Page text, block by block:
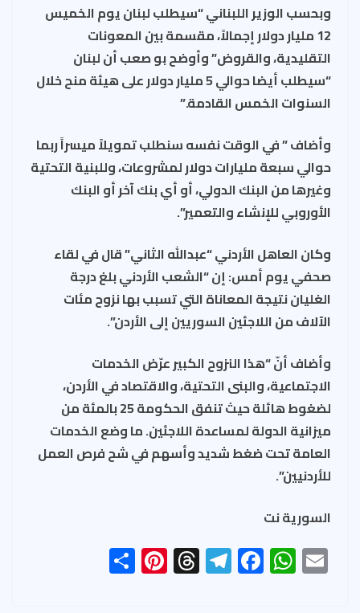
وبحسب الوزير اللبناني “سيطلب لبنان يوم الخميس
12 مليار دولار إجمالاً، مقسمة بين المعونات
التقليدية، والقروض” وأوضح بو صعب أن لبنان
“سيطلب أيضا حوالي 5 مليار دولار على هيئة منح خلال
السنوات الخمس القادمة.”
وأضاف ” في الوقت نفسه سنطلب تمويلاً ميسراً ربما
حوالي سبعة مليارات دولار لمشروعات، وللبنية التحتية
وغيرها من البنك الدولي، أو أي بنك آخر أو البنك
الأوروبي للإنشاء والتعمير”.
وكان العاهل الأردني “عبدالله الثاني” قال في لقاء
صحفي يوم أمس: إن “الشعب الأردني بلغ درجة
الغليان نتيجة المعاناة التي تسبب بها نزوح مئات
الآلاف من اللاجئين السوريين إلى الأردن”.
وأضاف أنّ “هذا النزوح الكبير عرّض الخدمات
الاجتماعية، والبنى التحتية، والاقتصاد في الأردن،
لضغوط هائلة حيث تنفق الحكومة 25 بالمئة من
ميزانية الدولة لمساعدة اللاجئين. ما وضع الخدمات
العامة تحت ضغط شديد وأسهم في شح فرص العمل
للأردنيين”.
السورية نت
E
m
W
h
F
ac
Te
le
T
hr
Pi
nt